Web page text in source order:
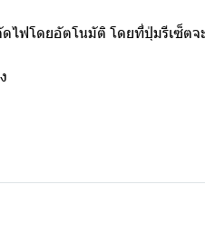
ไฟโดยอัตโนมัติ โดยที่ปุ่มรีเซ็ต